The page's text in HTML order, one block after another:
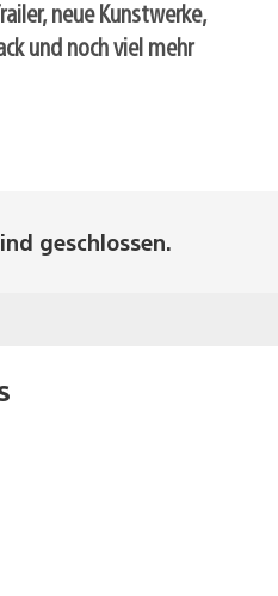
neue Kunstwerke,
und noch viel mehr
geschlossen.